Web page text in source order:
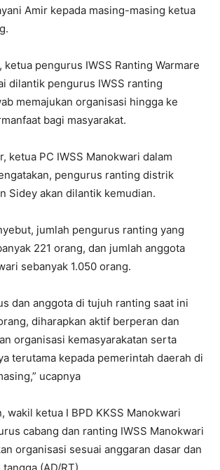
Amir kepada masing-masing ketua
ketua pengurus IWSS Ranting Warmare
dilantik pengurus IWSS ranting
memajukan organisasi hingga ke
bagi masyarakat.
ketua PC IWSS Manokwari dalam
pengurus ranting distrik
Sidey akan dilantik kemudian.
jumlah pengurus ranting yang
221 orang, dan jumlah anggota
sebanyak 1.050 orang.
dan anggota di tujuh ranting saat ini
diharapkan aktif berperan dan
organisasi kemasyarakatan serta
terutama kepada pemerintah daerah di
ucapnya
wakil ketua I BPD KKSS Manokwari
cabang dan ranting IWSS Manokwari
organisasi sesuai anggaran dasar dan